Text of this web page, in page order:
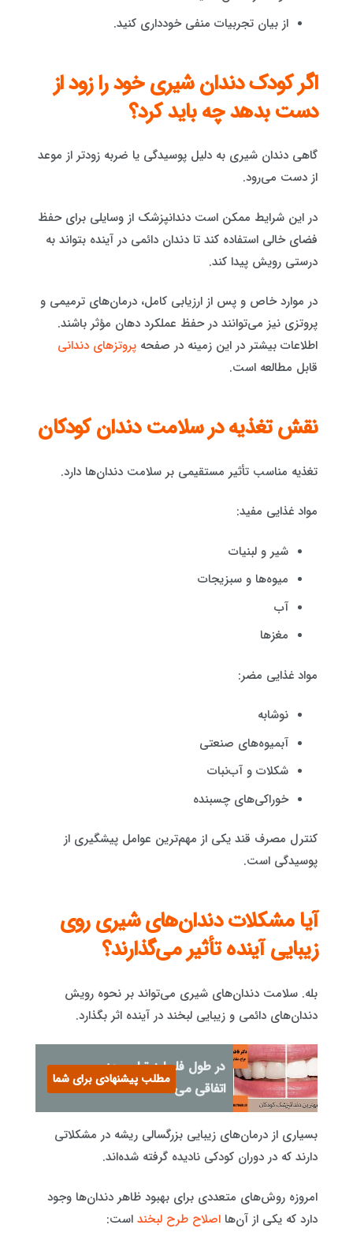
از بیان تجربیات منفی خودداری کنید.
اگر کودک دندان شیری خود را زود از
دست بدهد چه باید کرد؟
گاهی دندان شیری به دلیل پوسیدگی یا ضربه زودتر از موعد
از دست می‌رود.
در این شرایط ممکن است دندانپزشک از وسایلی برای حفظ
فضای خالی استفاده کند تا دندان دائمی در آینده بتواند به
درستی رویش پیدا کند.
در موارد خاص و پس از ارزیابی کامل، درمان‌های ترمیمی و
پروتزی نیز می‌توانند در حفظ عملکرد دهان مؤثر باشند.
اطلاعات بیشتر در این زمینه در صفحه پروتزهای دندانی
قابل مطالعه است.
نقش تغذیه در سلامت دندان کودکان
تغذیه مناسب تأثیر مستقیمی بر سلامت دندان‌ها دارد.
مواد غذایی مفید:
شیر و لبنیات
میوه‌ها و سبزیجات
آب
مغزها
مواد غذایی مضر:
نوشابه
آبمیوه‌های صنعتی
شکلات و آب‌نبات
خوراکی‌های چسبنده
کنترل مصرف قند یکی از مهم‌ترین عوامل پیشگیری از
پوسیدگی است.
آیا مشکلات دندان‌های شیری روی
زیبایی آینده تأثیر می‌گذارند؟
بله. سلامت دندان‌های شیری می‌تواند بر نحوه رویش
دندان‌های دائمی و زیبایی لبخند در آینده اثر بگذارد.
در طول فلوراید تراپی چه
اتفاقی می افتد؟مطلب پیشنهادی برای شما
بسیاری از درمان‌های زیبایی بزرگسالی ریشه در مشکلاتی
دارند که در دوران کودکی نادیده گرفته شده‌اند.
امروزه روش‌های متعددی برای بهبود ظاهر دندان‌ها وجود
دارد که یکی از آن‌ها اصلاح طرح لبخند است: